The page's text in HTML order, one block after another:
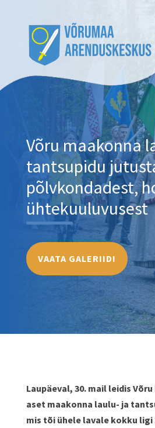
Võru maakonna
tantsupidu
põlvkondadest,
ühtekuuluvusest
VAATA GALERIID!
Laupäeval, 30. mail leidis
aset maakonna laulu- ja
mis tõi ühele lavale kokku ligi